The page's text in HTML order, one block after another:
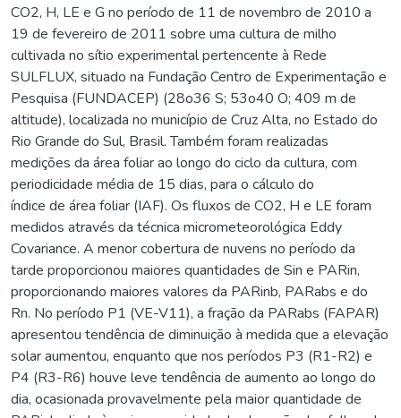
CO2, H, LE e G no período de 11 de novembro de 2010 a
19 de fevereiro de 2011 sobre uma cultura de milho
cultivada no sítio experimental pertencente à Rede
SULFLUX, situado na Fundação Centro de Experimentação e
Pesquisa (FUNDACEP) (28o36 S; 53o40 O; 409 m de
altitude), localizada no município de Cruz Alta, no Estado do
Rio Grande do Sul, Brasil. Também foram realizadas
medições da área foliar ao longo do ciclo da cultura, com
periodicidade média de 15 dias, para o cálculo do
índice de área foliar (IAF). Os fluxos de CO2, H e LE foram
medidos através da técnica micrometeorológica Eddy
Covariance. A menor cobertura de nuvens no período da
tarde proporcionou maiores quantidades de Sin e PARin,
proporcionando maiores valores da PARinb, PARabs e do
Rn. No período P1 (VE-V11), a fração da PARabs (FAPAR)
apresentou tendência de diminuição à medida que a elevação
solar aumentou, enquanto que nos períodos P3 (R1-R2) e
P4 (R3-R6) houve leve tendência de aumento ao longo do
dia, ocasionada provavelmente pela maior quantidade de